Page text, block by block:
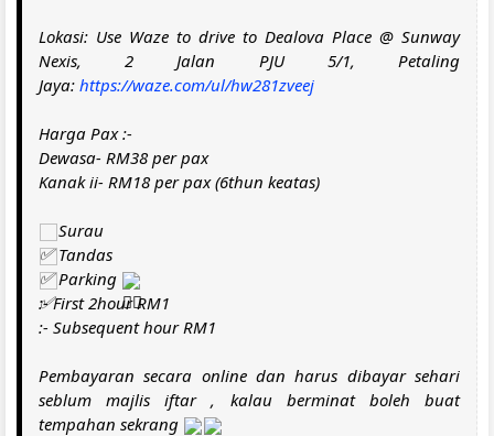
Lokasi: Use Waze to drive to Dealova Place @ Sunway
Nexis, 2 Jalan PJU 5/1, Petaling
Jaya: https://waze.com/ul/hw281zveej
Harga Pax :-
Dewasa- RM38 per pax
Kanak ii- RM18 per pax (6thun keatas)
Surau
Tandas
Parking
:- First 2hour RM1
:- Subsequent hour RM1
Pembayaran secara online dan harus dibayar sehari
seblum majlis iftar , kalau berminat boleh buat
tempahan sekrang